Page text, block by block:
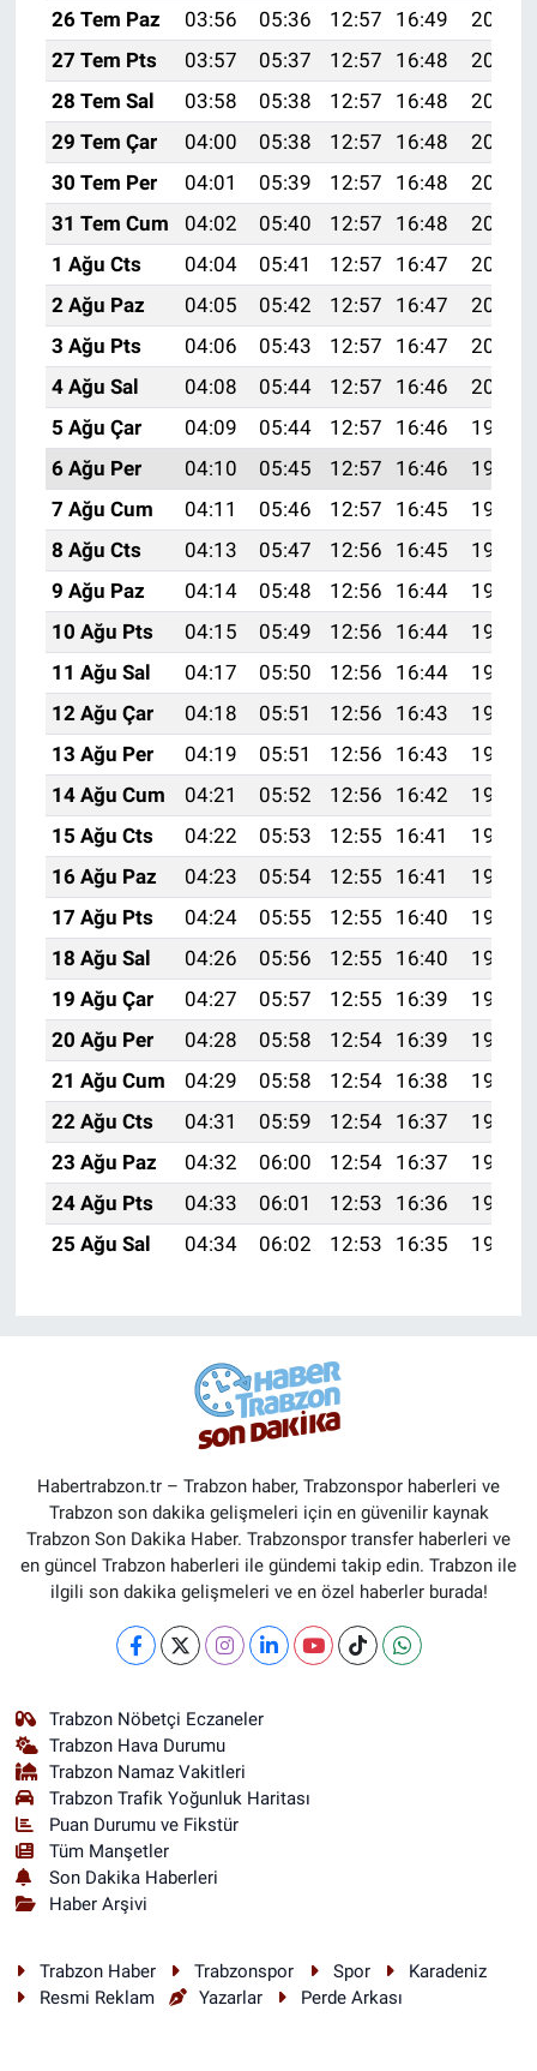
26 Tem Paz
03:56 05:36 12:57 16:49
20:09
27 Tem Pts
03:57 05:37 12:57 16:48
20:08
28 Tem Sal
03:58 05:38 12:57 16:48
20:07
29 Tem Çar
04:00 05:38 12:57 16:48
20:06
30 Tem Per
04:01 05:39 12:57 16:48
20:05
31 Tem Cum
04:02 05:40 12:57 16:48
20:04
1 Ağu Cts
04:04 05:41 12:57 16:47
20:03
2 Ağu Paz
04:05 05:42 12:57 16:47
20:02
3 Ağu Pts
04:06 05:43 12:57 16:47
20:01
4 Ağu Sal
04:08 05:44 12:57 16:46
20:00
5 Ağu Çar
04:09 05:44 12:57 16:46
19:59
6 Ağu Per
04:10 05:45 12:57 16:46
19:58
7 Ağu Cum
04:11 05:46 12:57 16:45
19:57
8 Ağu Cts
04:13 05:47 12:56 16:45
19:56
9 Ağu Paz
04:14 05:48 12:56 16:44
19:55
10 Ağu Pts
04:15 05:49 12:56 16:44
19:54
11 Ağu Sal
04:17 05:50 12:56 16:44
19:52
12 Ağu Çar
04:18 05:51 12:56 16:43
19:51
13 Ağu Per
04:19 05:51 12:56 16:43
19:50
14 Ağu Cum
04:21 05:52 12:56 16:42
19:49
15 Ağu Cts
04:22 05:53 12:55 16:41
19:48
16 Ağu Paz
04:23 05:54 12:55 16:41
19:46
17 Ağu Pts
04:24 05:55 12:55 16:40
19:45
18 Ağu Sal
04:26 05:56 12:55 16:40
19:44
19 Ağu Çar
04:27 05:57 12:55 16:39
19:42
20 Ağu Per
04:28 05:58 12:54 16:39
19:41
21 Ağu Cum
04:29 05:58 12:54 16:38
19:40
22 Ağu Cts
04:31 05:59 12:54 16:37
19:38
23 Ağu Paz
04:32 06:00 12:54 16:37
19:37
24 Ağu Pts
04:33 06:01 12:53 16:36
19:35
25 Ağu Sal
04:34 06:02 12:53 16:35 19:34
Habertrabzon.tr – Trabzon haber, Trabzonspor haberleri ve
Trabzon son dakika gelişmeleri için en güvenilir kaynak
Trabzon Son Dakika Haber. Trabzonspor transfer haberleri ve
en güncel Trabzon haberleri ile gündemi takip edin. Trabzon ile
ilgili son dakika gelişmeleri ve en özel haberler burada!
Trabzon Nöbetçi Eczaneler
Trabzon Hava Durumu
Trabzon Namaz Vakitleri
Trabzon Trafik Yoğunluk Haritası
Puan Durumu ve Fikstür
Tüm Manşetler
Son Dakika Haberleri
Haber Arşivi
Trabzon Haber Trabzonspor Spor
Karadeniz
Resmi Reklam
Yazarlar Perde Arkası